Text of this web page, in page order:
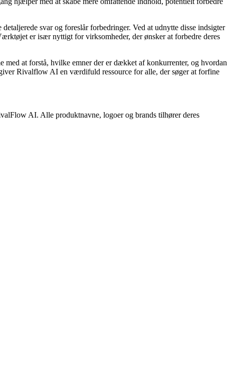
svar og foreslår forbedringer. Ved at udnytte disse indsigter
er især nyttigt for virksomheder, der ønsker at forbedre deres
at forstå, hvilke emner der er dækket af konkurrenter, og hvordan
Rivalflow AI en værdifuld ressource for alle, der søger at forfine
AI. Alle produktnavne, logoer og brands tilhører deres